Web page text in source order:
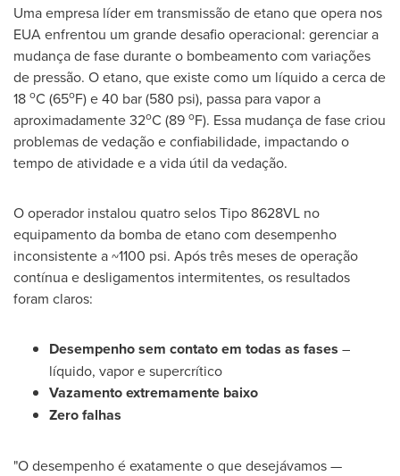
Uma empresa líder em transmissão de etano que opera nos
EUA enfrentou um grande desafio operacional: gerenciar a
mudança de fase durante o bombeamento com variações
de pressão. O etano, que existe como um líquido a cerca de
18 oC (65oF) e 40 bar (580 psi), passa para vapor a
aproximadamente 32oC (89 oF). Essa mudança de fase criou
problemas de vedação e confiabilidade, impactando o
tempo de atividade e a vida útil da vedação.
O operador instalou quatro selos Tipo 8628VL no
equipamento da bomba de etano com desempenho
inconsistente a ~1100 psi. Após três meses de operação
contínua e desligamentos intermitentes, os resultados
foram claros:
Desempenho sem contato em todas as fases –
líquido, vapor e supercrítico
Vazamento extremamente baixo
Zero falhas
"O desempenho é exatamente o que desejávamos —